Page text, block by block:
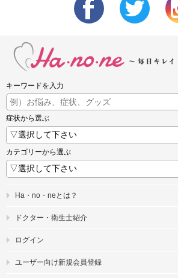
キーワードを入力
症状から選ぶ
カテゴリーから選ぶ
Ha・no・neとは？
ドクター・衛生士紹介
ログイン
ユーザー向け新規会員登録